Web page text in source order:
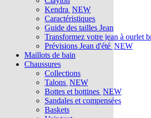
Kendra NEW
Caractéristiques
Guide des tailles Jean
Transformez votre jean à ourlet
Prévisions Jean d'été NEW
Maillots de bain
Chaussures
Collections
Talons NEW
Bottes et bottines NEW
Sandales et compensées
Baskets